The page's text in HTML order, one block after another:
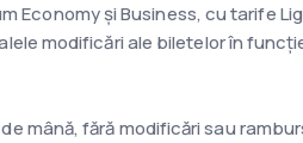
Economy și Business, cu tarife
modificări ale biletelor în
mână, fără modificări sau